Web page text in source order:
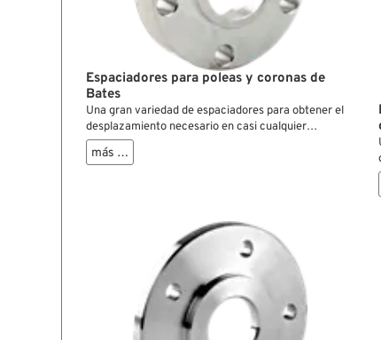
Espaciadores para poleas y coronas de
Bates
Una gran variedad de espaciadores para obtener el
desplazamiento necesario en casi cualquier
situación.
más …